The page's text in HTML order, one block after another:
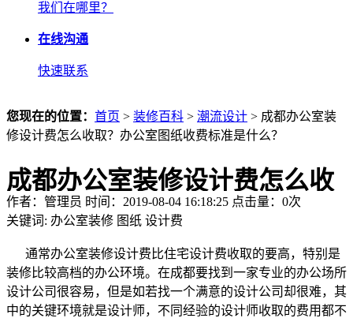
我们在哪里？
在线沟通
快速联系
您现在的位置： 首页 > 装修百科 > 潮流设计 > 成都办公室装
修设计费怎么收取？办公室图纸收费标准是什么？
成都办公室装修设计费怎么收
取？办公室图纸收费标准是什
么？
作者：管理员 时间：2019-08-04 16:18:25 点击量： 0次
关键词: 办公室装修 图纸 设计费
通常办公室装修设计费比住宅设计费收取的要高，特别是
装修比较高档的办公环境。在成都要找到一家专业的办公场所
设计公司很容易，但是如若找一个满意的设计公司却很难，其
中的关键环境就是设计师，不同经验的设计师收取的费用都不